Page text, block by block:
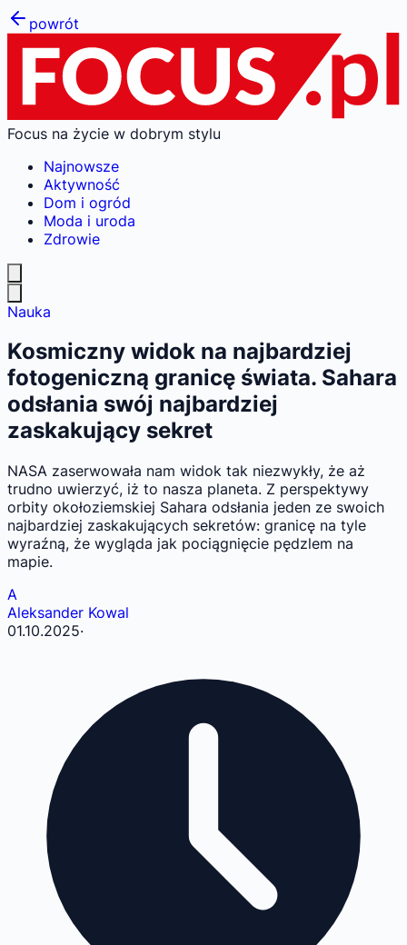
powrót
Focus na życie w dobrym stylu
Najnowsze
Aktywność
Dom i ogród
Moda i uroda
Zdrowie
Nauka
Kosmiczny widok na najbardziej
fotogeniczną granicę świata. Sahara
odsłania swój najbardziej
zaskakujący sekret
NASA zaserwowała nam widok tak niezwykły, że aż
trudno uwierzyć, iż to nasza planeta. Z perspektywy
orbity okołoziemskiej Sahara odsłania jeden ze swoich
najbardziej zaskakujących sekretów: granicę na tyle
wyraźną, że wygląda jak pociągnięcie pędzlem na
mapie.
A
Aleksander Kowal
01.10.2025·